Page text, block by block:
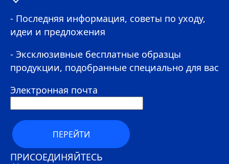
- Последняя информация, советы по уходу,
идеи и предложения
- Эксклюзивные бесплатные образцы
продукции, подобранные специально для вас
Электронная почта
ПЕРЕЙТИ
ПРИСОЕДИНЯЙТЕСЬ